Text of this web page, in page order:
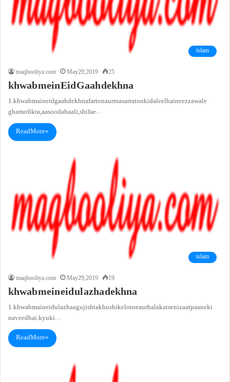
islam
maqbooliya.com
May 29, 2019 25
khwab mein Eid Gaah dekhna
1. khwab main eid gaah dekhna farton aur masarraton ki daleel hai neez zawale
gham o fikra, aasooda haali, shifae…
Read More »
islam
maqbooliya.com
May 29, 2019 19
khwab mein eid ul azha dekhna
1. khwab main eid ul azhaa gujishta khushi ke lotne aur halakat se nizaat paane ki
naveed hai. kyu ki…
Read More »